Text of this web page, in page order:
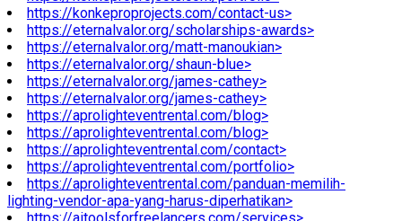
https://konkeproprojects.com/contact-us>
https://eternalvalor.org/scholarships-awards>
https://eternalvalor.org/matt-manoukian>
https://eternalvalor.org/shaun-blue>
https://eternalvalor.org/james-cathey>
https://eternalvalor.org/james-cathey>
https://aprolighteventrental.com/blog>
https://aprolighteventrental.com/blog>
https://aprolighteventrental.com/contact>
https://aprolighteventrental.com/portfolio>
https://aprolighteventrental.com/panduan-memilih-
lighting-vendor-apa-yang-harus-diperhatikan>